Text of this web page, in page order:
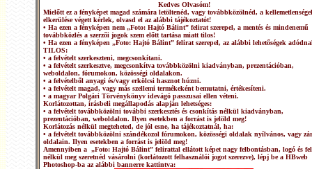
Kedves Olvasóm!
Mielőtt ez a fényképet magad számára letöltenéd, vagy továbbközölnéd, a
elkerülése végett kérlek, olvasd el az alábbi tájékoztatót!
• Ha ezen a fényképen nem „Foto: Hajtó Bálint” felirat szerepel, a mentés és mindenemű
továbbközlés a szerzői jogok szem előtt tartása miatt tilos!
• Ha ezen a fényképen „Foto: Hajtó Bálint” felirat szerepel, az alábbi lehetőségek
TILOS:
• a felvételt szerkeszteni, megcsonkítani.
• a felvételt szerkesztve, megcsonkítva továbbközölni kiadványban, prezentációban,
weboldalon, fórumokon, közösségi oldalakon.
• a felvételből anyagi és/vagy erkölcsi hasznot húzni.
• a felvételt magad, vagy más szellemi termékeként bemutatni, értékesíteni.
• a magyar Polgári Törvénykönyv idevágó passzusai ellen véteni.
Korlátozottan, írásbeli megállapodás alapján lehetséges:
• a felvételt továbbközölni további szerkesztés és csonkítás nélkül kiadványban,
prezentációban, weboldalon. Ilyen esetekben a forrást is jelöld meg!
Korlátozás nélkül megteheted, de jól esne, ha tájékoztatnál, ha:
• a felvételt továbbközölni szándékozol fórumokon, közösségi oldalak nyílvános, vagy
oldalain. Ilyen esetekben a forrást is jelöld meg!
Amennyiben a „Foto: Hajtó Bálint” felirattal ellátott képet nagy felbontásban, logó és
nélkül meg szeretnéd vásárolni (korlátozott felhasználói jogot szerezve), lépj be a HBweb
Photoshop-ba az alábbi bannerre kattintva: